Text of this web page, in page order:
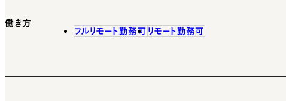
働き方
フルリモート勤務可 リモート勤務可